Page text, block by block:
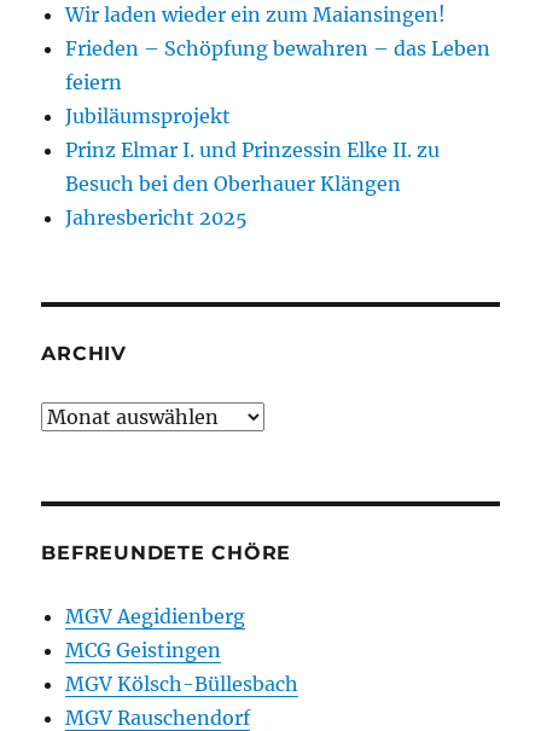
Wir laden wieder ein zum Maiansingen!
Frieden – Schöpfung bewahren – das Leben
feiern
Jubiläumsprojekt
Prinz Elmar I. und Prinzessin Elke II. zu
Besuch bei den Oberhauer Klängen
Jahresbericht 2025
ARCHIV
Archiv
BEFREUNDETE CHÖRE
MGV Aegidienberg
MCG Geistingen
MGV Kölsch-Büllesbach
MGV Rauschendorf